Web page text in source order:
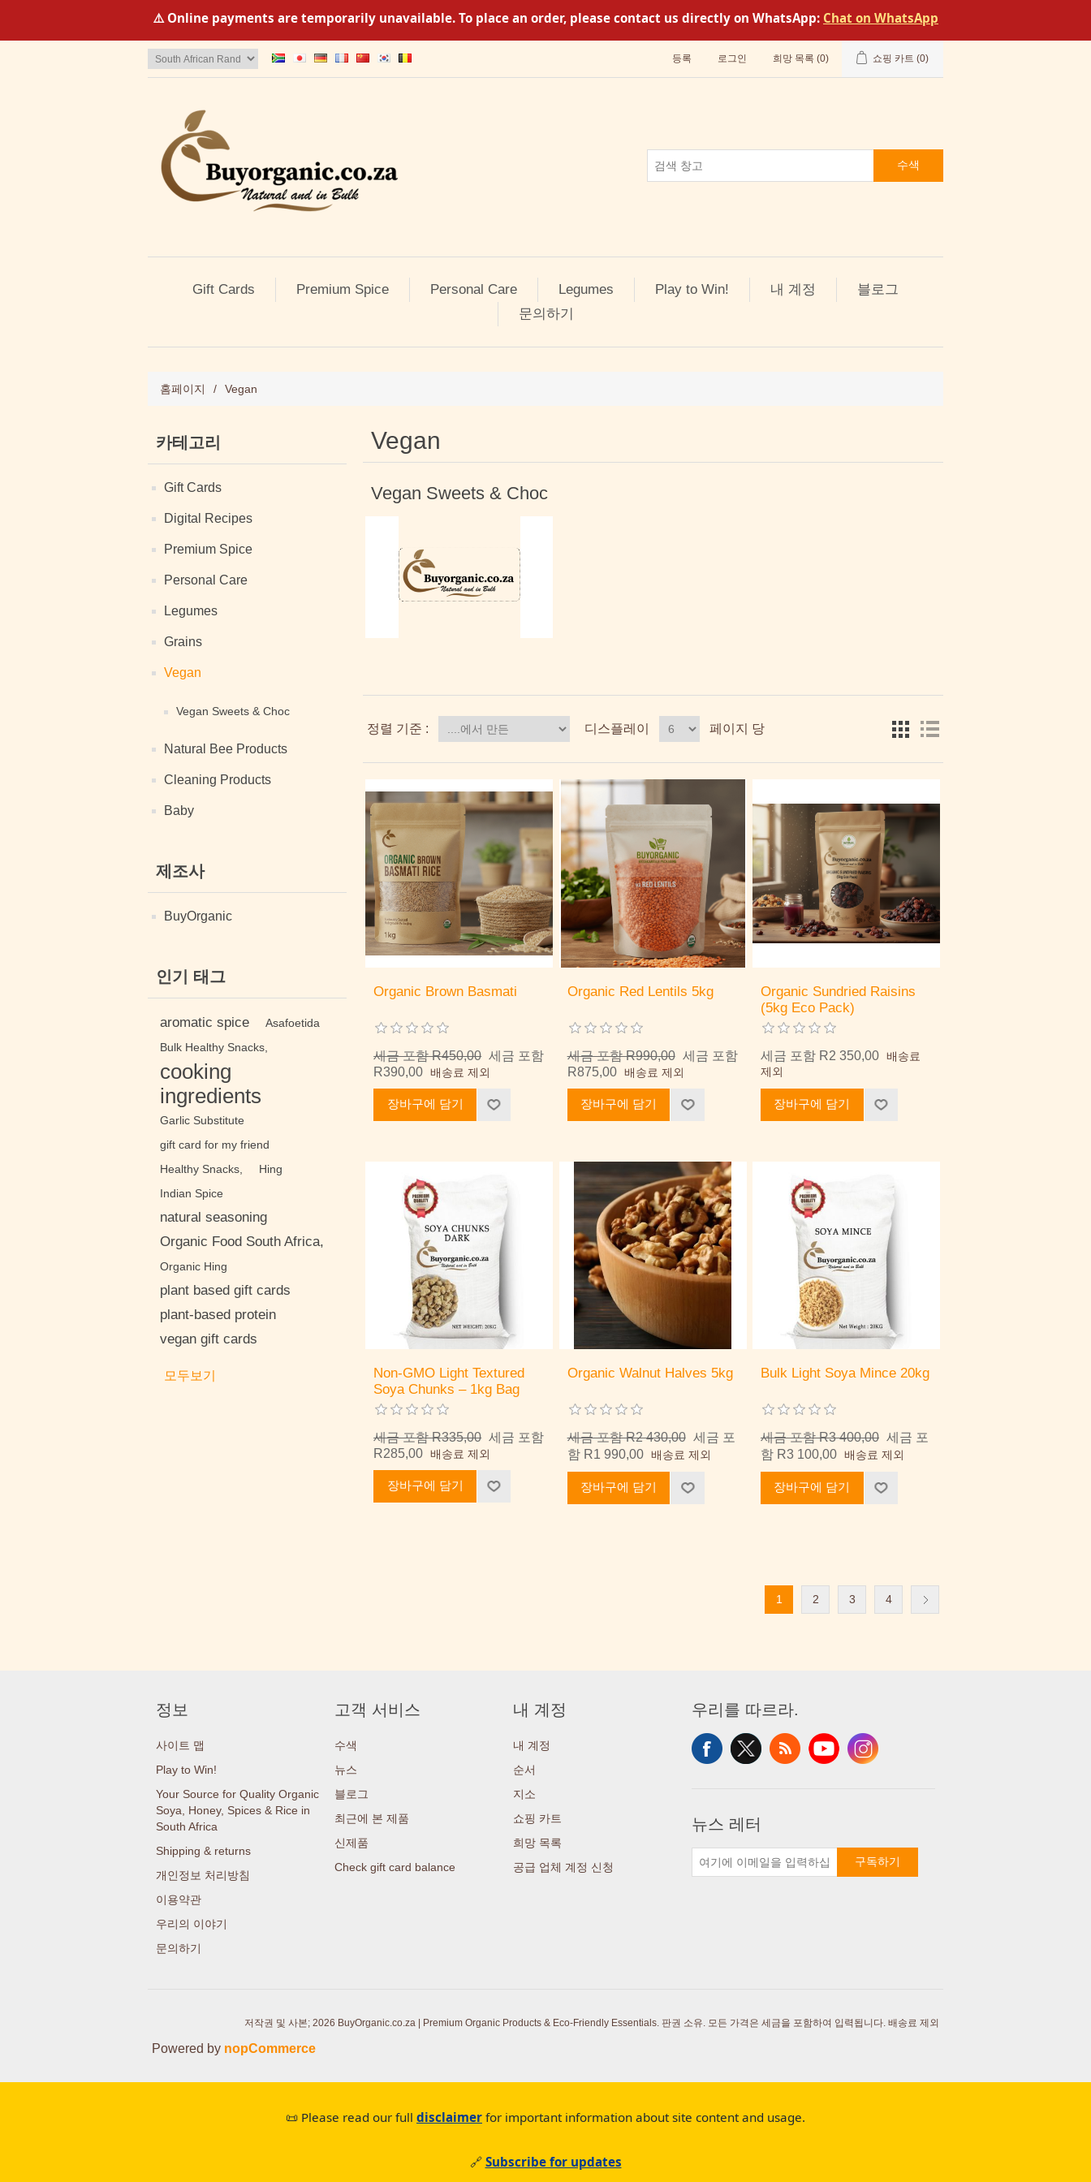
⚠️ Online payments are temporarily unavailable. To place an order, please contact us directly on WhatsApp: Chat on WhatsApp
등록 로그인 희망 목록 (0) 쇼핑 카트 (0)
수색
Gift Cards Premium Spice Personal Care Legumes Play to Win! 내 계정
블로그
문의하기
홈페이지 / Vegan
카테고리
Gift Cards
Digital Recipes
Premium Spice
Personal Care
Legumes
Grains
Vegan
Vegan Sweets & Choc
Natural Bee Products
Cleaning Products
Baby
제조사
BuyOrganic
인기 태그
aromatic spice
Asafoetida
Bulk Healthy Snacks,
cooking
ingredients
Garlic Substitute
gift card for my friend
Healthy Snacks,
Hing
Indian Spice
natural seasoning
Organic Food South Africa,
Organic Hing
plant based gift cards
plant-based protein
vegan gift cards
모두보기
Vegan
Vegan Sweets & Choc
정렬 기준 : 디스플레이 페이지 당
Organic Brown Basmati
세금 포함 R450,00 세금 포함
R390,00 배송료 제외
장바구에 담기
Organic Red Lentils 5kg
세금 포함 R990,00 세금 포함
R875,00 배송료 제외
장바구에 담기
Organic Sundried Raisins
(5kg Eco Pack)
세금 포함 R2 350,00 배송료
제외
장바구에 담기
Non-GMO Light Textured
Soya Chunks – 1kg Bag
세금 포함 R335,00 세금 포함
R285,00 배송료 제외
장바구에 담기
Organic Walnut Halves 5kg
세금 포함 R2 430,00 세금 포
함 R1 990,00 배송료 제외
장바구에 담기
Bulk Light Soya Mince 20kg
세금 포함 R3 400,00 세금 포
함 R3 100,00 배송료 제외
장바구에 담기
1 2 3 4
정보
사이트 맵
Play to Win!
Your Source for Quality Organic
Soya, Honey, Spices & Rice in
South Africa
Shipping & returns
개인정보 처리방침
이용약관
우리의 이야기
문의하기
고객 서비스
수색
뉴스
블로그
최근에 본 제품
신제품
Check gift card balance
내 계정
내 계정
순서
지소
쇼핑 카트
희망 목록
공급 업체 계정 신청
우리를 따르라.
뉴스 레터
구독하기
저작권 및 사본; 2026 BuyOrganic.co.za | Premium Organic Products & Eco-Friendly Essentials. 판권 소유. 모든 가격은 세금을 포함하여 입력됩니다. 배송료 제외
Powered by nopCommerce
📜 Please read our full disclaimer for important information about site content and usage.
🔗 Subscribe for updates